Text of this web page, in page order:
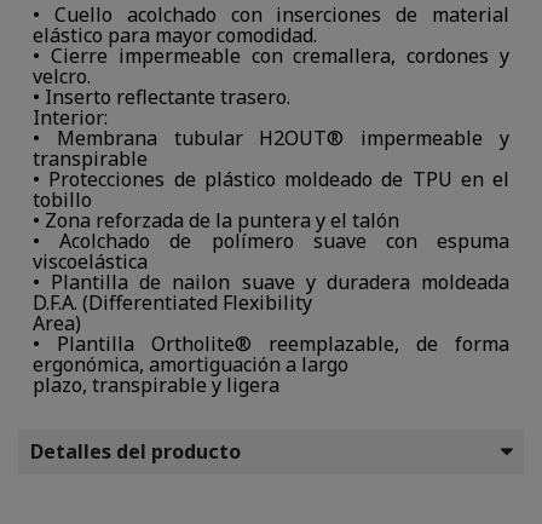
• Cuello acolchado con inserciones de material
elástico para mayor comodidad.
• Cierre impermeable con cremallera, cordones y
velcro.
• Inserto reflectante trasero.
Interior:
• Membrana tubular H2OUT® impermeable y
transpirable
• Protecciones de plástico moldeado de TPU en el
tobillo
• Zona reforzada de la puntera y el talón
• Acolchado de polímero suave con espuma
viscoelástica
• Plantilla de nailon suave y duradera moldeada
D.F.A. (Differentiated Flexibility
Area)
• Plantilla Ortholite® reemplazable, de forma
ergonómica, amortiguación a largo
plazo, transpirable y ligera
Detalles del producto